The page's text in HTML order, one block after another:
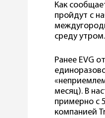
Как
пройдут с
среду утром.
Ранее EVG
месяц). В
примерно с
компанией